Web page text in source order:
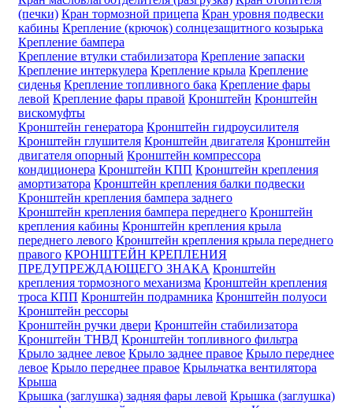
(печки) Кран тормозной прицепа Кран уровня подвески
кабины Крепление (крючок) солнцезащитного козырька
Крепление бампера
Крепление втулки стабилизатора Крепление запаски
Крепление интеркулера Крепление крыла Крепление
сиденья Крепление топливного бака Крепление фары
левой Крепление фары правой Кронштейн Кронштейн
вискомуфты
Кронштейн генератора Кронштейн гидроусилителя
Кронштейн глушителя Кронштейн двигателя Кронштейн
двигателя опорный Кронштейн компрессора
кондиционера Кронштейн КПП Кронштейн крепления
амортизатора Кронштейн крепления балки подвески
Кронштейн крепления бампера заднего
Кронштейн крепления бампера переднего Кронштейн
крепления кабины Кронштейн крепления крыла
переднего левого Кронштейн крепления крыла переднего
правого КРОНШТЕЙН КРЕПЛЕНИЯ
ПРЕДУПРЕЖДАЮЩЕГО ЗНАКА Кронштейн
крепления тормозного механизма Кронштейн крепления
троса КПП Кронштейн подрамника Кронштейн полуоси
Кронштейн рессоры
Кронштейн ручки двери Кронштейн стабилизатора
Кронштейн ТНВД Кронштейн топливного фильтра
Крыло заднее левое Крыло заднее правое Крыло переднее
левое Крыло переднее правое Крыльчатка вентилятора
Крыша
Крышка (заглушка) задняя фары левой Крышка (заглушка)